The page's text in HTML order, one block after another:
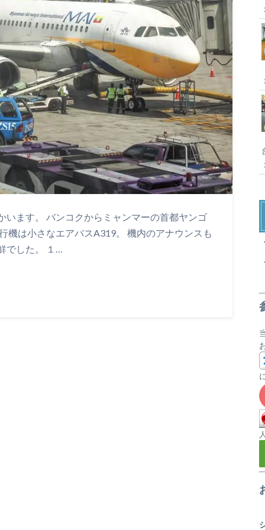
ます。 バンコクからミャンマーの首都ヤンゴ
機は小さなエアバスA319。 機内のアナウンスも
でした。 １…